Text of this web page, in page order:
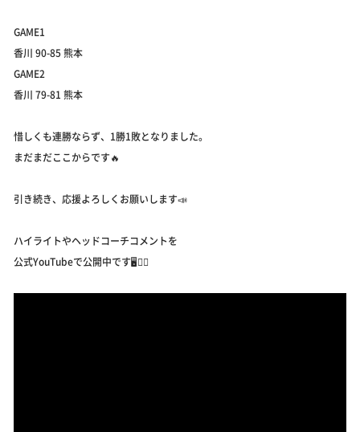
GAME1
香川 90-85 熊本
GAME2
香川 79-81 熊本
惜しくも連勝ならず、1勝1敗となりました。
まだまだここからです🔥
引き続き、応援よろしくお願いします📣
ハイライトやヘッドコーチコメントを
公式YouTubeで公開中です🖥💁‍♀️